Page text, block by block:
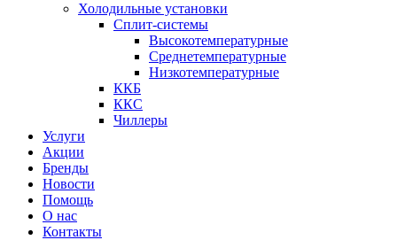
Холодильные установки
Сплит-системы
Высокотемпературные
Среднетемпературные
Низкотемпературные
ККБ
ККС
Чиллеры
Услуги
Акции
Бренды
Новости
Помощь
О нас
Контакты